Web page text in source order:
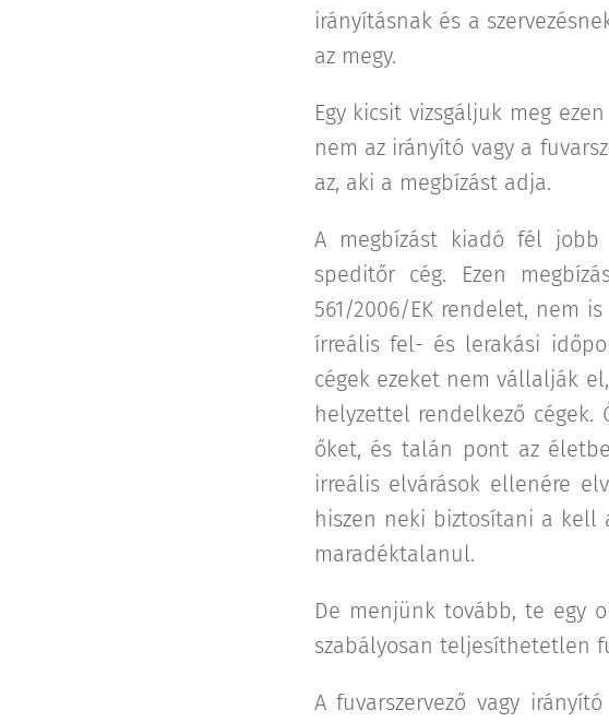
irányításnak és a
az megy.
Egy kicsit vizsgáljuk meg
nem az irányító vagy a
az, aki a megbízást adja.
A megbízást kiadó fél jobb
speditőr cég. Ezen
561/2006/EK rendelet, nem
írreális fel- és lerakási
cégek ezeket nem vállalják
helyzettel rendelkező
őket, és talán pont az
irreális elvárások ellenére
hiszen neki biztosítani a kell
maradéktalanul.
De menjünk tovább, te egy
szabályosan teljesíthetetlen
A fuvarszervező vagy